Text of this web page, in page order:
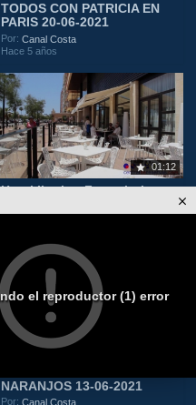
el reproductor (1) error
TODOS CON PATRICIA EN
PARIS 20-06-2021
Por:Canal Costa
Hace 5 años
01:12
Hotel Ilunion Fuengirola
NARANJOS 13-06-2021
Por:Canal Costa